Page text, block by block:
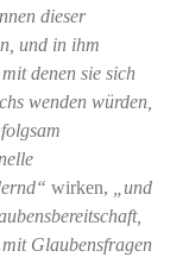
dieser
und in ihm
denen sie sich
wenden würden,
wirken, „und
Glaubensfragen